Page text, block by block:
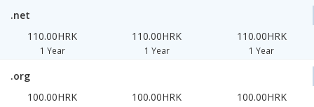
.net
110.00HRK
1 Year
110.00HRK
1 Year
110.00HRK
1 Year
.org
100.00HRK
100.00HRK 100.00HRK